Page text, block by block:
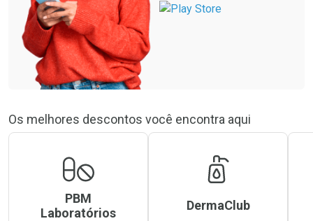
Os melhores descontos você encontra aqui
PBM
Laboratórios
DermaClub